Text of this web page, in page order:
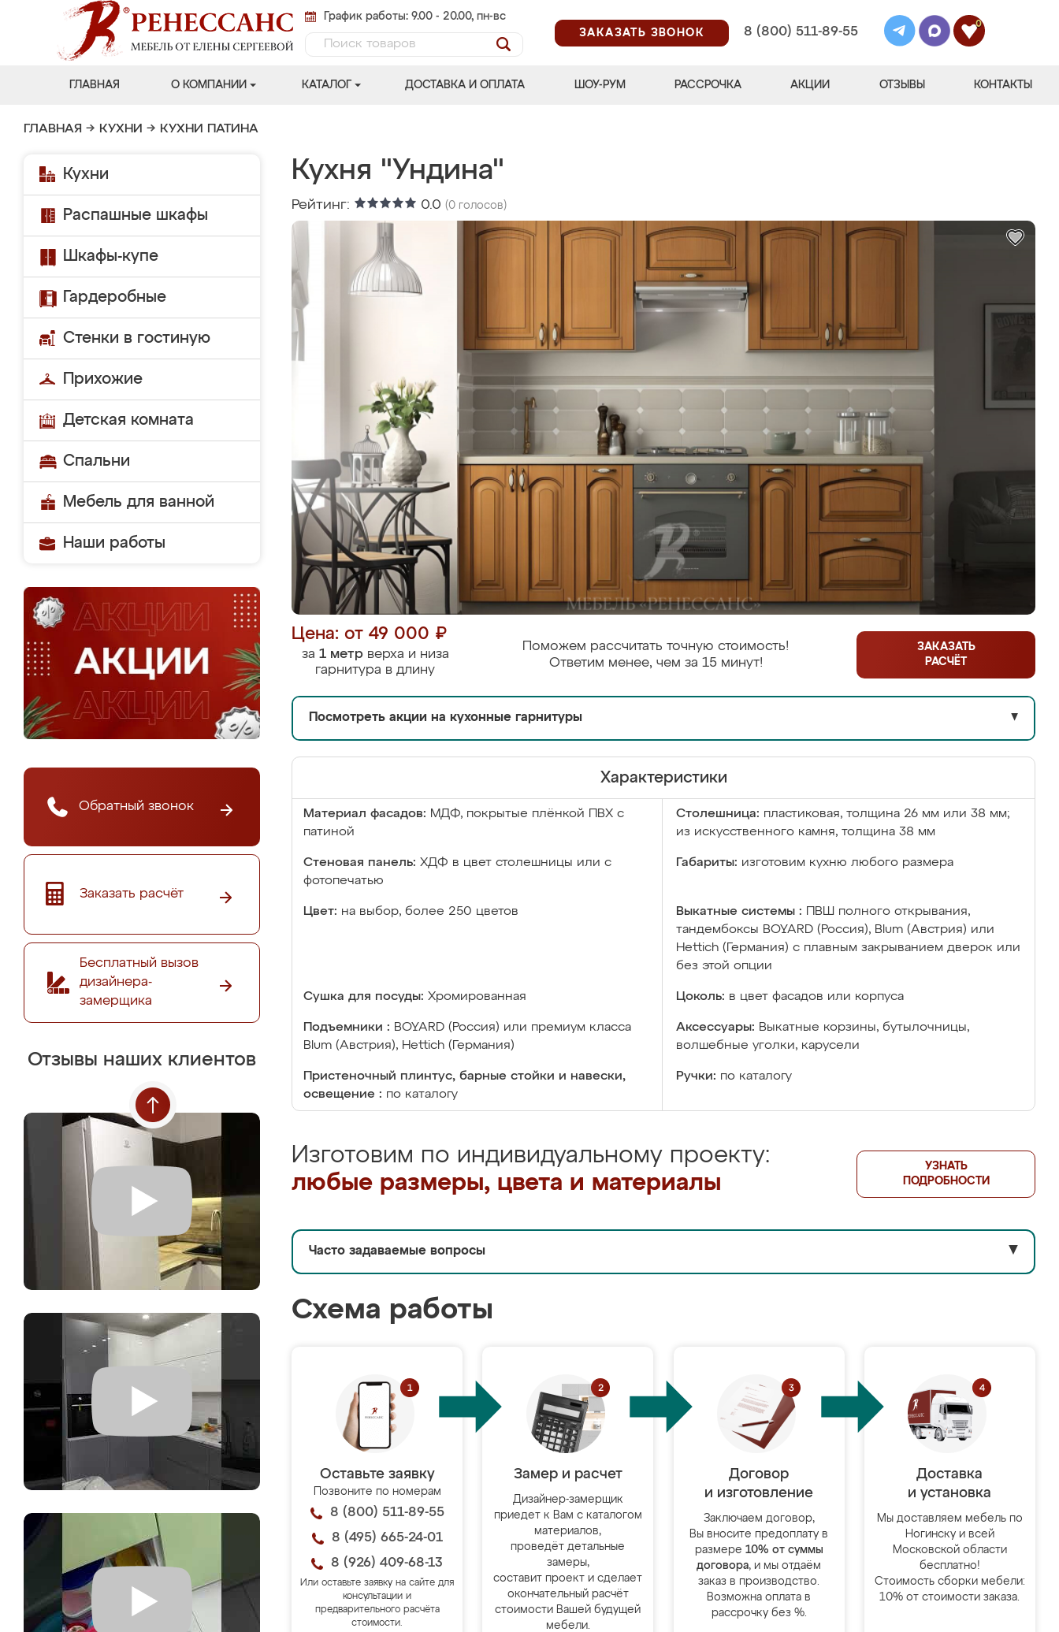
График работы: 9.00 - 20.00, пн-вс
ЗАКАЗАТЬ ЗВОНОК
8 (800) 511-89-55
0
ГЛАВНАЯ О КОМПАНИИ КАТАЛОГ ДОСТАВКА И ОПЛАТА ШОУ-РУМ РАССРОЧКА АКЦИИ ОТЗЫВЫ КОНТАКТЫ
ГЛАВНАЯ → КУХНИ → КУХНИ ПАТИНА
Кухни
Распашные шкафы
Шкафы-купе
Гардеробные
Стенки в гостиную
Прихожие
Детская комната
Спальни
Мебель для ванной
Наши работы
Обратный звонок
Заказать расчёт
Бесплатный вызов
дизайнера-
замерщика
Отзывы наших клиентов
Кухня "Ундина"
Рейтинг: 0.0 (0 голосов)
Цена: от 49 000 ₽
за 1 метрверха и низа
гарнитура в длину
Поможем рассчитать точную стоимость!
Ответим менее, чем за 15 минут!
ЗАКАЗАТЬ
РАСЧЁТ
Посмотреть акции на кухонные гарнитуры ▼
Характеристики
Материал фасадов: МДФ, покрытые плёнкой ПВХ с
патиной
Столешница: пластиковая, толщина 26 мм или 38 мм;
из искусственного камня, толщина 38 мм
Стеновая панель: ХДФ в цвет столешницы или с
фотопечатью
Габариты: изготовим кухню любого размера
Цвет: на выбор, более 250 цветов Выкатные системы :
ПВШ полного открывания,
тандембоксы BOYARD (Россия), Blum (Австрия) или
Hettich (Германия) с плавным закрыванием дверок или
без этой опции
Сушка для посуды: Хромированная Цоколь: в цвет фасадов или корпуса
Подъемники : BOYARD (Россия) или премиум класса
Blum (Австрия), Hettich (Германия)
Аксессуары: Выкатные корзины, бутылочницы,
волшебные уголки, карусели
Пристеночный плинтус, барные стойки и навески,
освещение : по каталогу
Ручки: по каталогу
Изготовим по индивидуальному проекту:
любые размеры, цвета и материалы
УЗНАТЬ
ПОДРОБНОСТИ
Часто задаваемые вопросы ▼
Схема работы
Оставьте заявку
Позвоните по номерам
8 (800) 511-89-55
8 (495) 665-24-01
8 (926) 409-68-13
Или оставьте заявку на сайте для
консультации и
предварительного расчёта
стоимости.
Замер и расчет
Дизайнер-замерщик
приедет к Вам с каталогом
материалов,
проведёт детальные
замеры,
составит проект и сделает
окончательный расчёт
стоимости Вашей будущей
мебели.
Договор
и изготовление
Заключаем договор,
Вы вносите предоплату в
размере 10% от суммы
договора, и мы отдаём
заказ в производство.
Возможна оплата в
рассрочку без %.
Доставка
и установка
Мы доставляем мебель по
Ногинску и всей
Московской области
бесплатно!
Стоимость сборки мебели:
10% от стоимости заказа.